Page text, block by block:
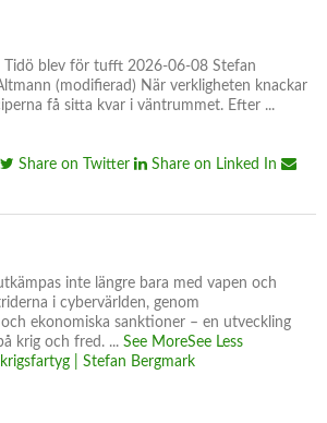
blev för tufft 2026-06-08 Stefan
(modifierad) När verkligheten knackar
få sitta kvar i väntrummet. Efter ...
Share on Twitter
Share on Linked In
inte längre bara med vapen och
i cybervärlden, genom
ekonomiska sanktioner – en utveckling
krig och fred. ... See MoreSee Less
| Stefan Bergmark